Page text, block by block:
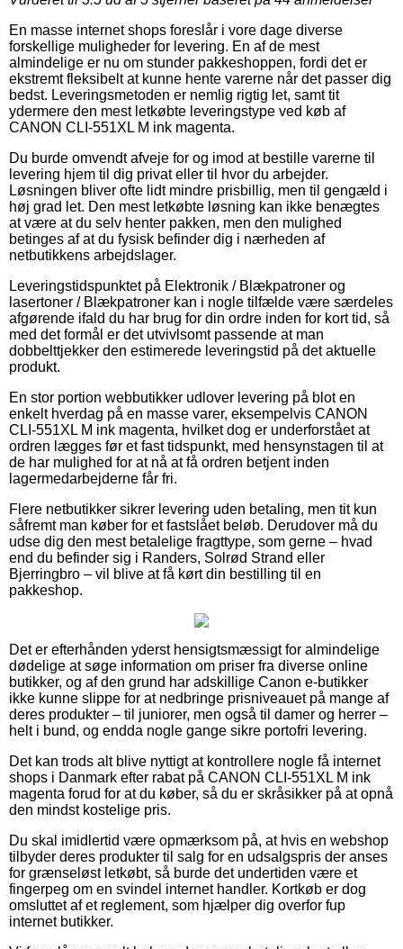
En masse internet shops foreslår i vore dage diverse
forskellige muligheder for levering. En af de mest
almindelige er nu om stunder pakkeshoppen, fordi det er
ekstremt fleksibelt at kunne hente varerne når det passer dig
bedst. Leveringsmetoden er nemlig rigtig let, samt tit
ydermere den mest letkøbte leveringstype ved køb af
CANON CLI-551XL M ink magenta.
Du burde omvendt afveje for og imod at bestille varerne til
levering hjem til dig privat eller til hvor du arbejder.
Løsningen bliver ofte lidt mindre prisbillig, men til gengæld i
høj grad let. Den mest letkøbte løsning kan ikke benægtes
at være at du selv henter pakken, men den mulighed
betinges af at du fysisk befinder dig i nærheden af
netbutikkens arbejdslager.
Leveringstidspunktet på Elektronik / Blækpatroner og
lasertoner / Blækpatroner kan i nogle tilfælde være særdeles
afgørende ifald du har brug for din ordre inden for kort tid, så
med det formål er det utvivlsomt passende at man
dobbelttjekker den estimerede leveringstid på det aktuelle
produkt.
En stor portion webbutikker udlover levering på blot en
enkelt hverdag på en masse varer, eksempelvis CANON
CLI-551XL M ink magenta, hvilket dog er underforstået at
ordren lægges før et fast tidspunkt, med hensynstagen til at
de har mulighed for at nå at få ordren betjent inden
lagermedarbejderne får fri.
Flere netbutikker sikrer levering uden betaling, men tit kun
såfremt man køber for et fastslået beløb. Derudover må du
udse dig den mest betalelige fragttype, som gerne – hvad
end du befinder sig i Randers, Solrød Strand eller
Bjerringbro – vil blive at få kørt din bestilling til en
pakkeshop.
Det er efterhånden yderst hensigtsmæssigt for almindelige
dødelige at søge information om priser fra diverse online
butikker, og af den grund har adskillige Canon e-butikker
ikke kunne slippe for at nedbringe prisniveauet på mange af
deres produkter – til juniorer, men også til damer og herrer –
helt i bund, og endda nogle gange sikre portofri levering.
Det kan trods alt blive nyttigt at kontrollere nogle få internet
shops i Danmark efter rabat på CANON CLI-551XL M ink
magenta forud for at du køber, så du er skråsikker på at opnå
den mindst kostelige pris.
Du skal imidlertid være opmærksom på, at hvis en webshop
tilbyder deres produkter til salg for en udsalgspris der anses
for grænseløst letkøbt, så burde det undertiden være et
fingerpeg om en svindel internet handler. Kortkøb er dog
omsluttet af et reglement, som hjælper dig overfor fup
internet butikker.